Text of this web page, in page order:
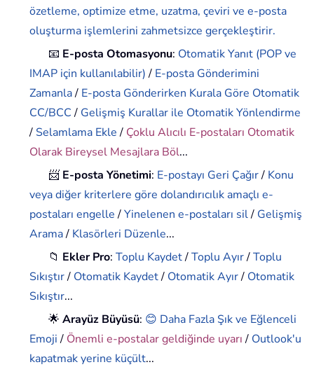
özetleme, optimize etme, uzatma, çeviri ve e-posta
oluşturma işlemlerini zahmetsizce gerçekleştirir.
📧 E-posta Otomasyonu: Otomatik Yanıt (POP ve
IMAP için kullanılabilir)/ E-posta Gönderimini
Zamanla/ E-posta Gönderirken Kurala Göre Otomatik
CC/BCC/ Gelişmiş Kurallar ile Otomatik Yönlendirme
/ Selamlama Ekle/ Çoklu Alıcılı E-postaları Otomatik
Olarak Bireysel Mesajlara Böl...
📨 E-posta Yönetimi: E-postayı Geri Çağır/ Konu
veya diğer kriterlere göre dolandırıcılık amaçlı e-
postaları engelle/Yinelenen e-postaları sil/ Gelişmiş
Arama/ Klasörleri Düzenle...
📁 Ekler Pro:Toplu Kaydet/Toplu Ayır/Toplu
Sıkıştır/ Otomatik Kaydet/ Otomatik Ayır/ Otomatik
Sıkıştır...
🌟Arayüz Büyüsü: 😊 Daha Fazla Şık ve Eğlenceli
Emoji/ Önemli e-postalar geldiğinde uyarı/ Outlook'u
kapatmak yerine küçült...